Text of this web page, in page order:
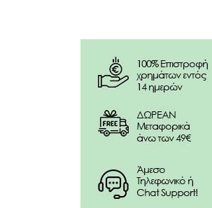
Limonene, Hexyl Cinnamal, Geraniol,
Cinnamal, Amylcinamyl Alcohol,
Benzyl Benzoate, Benzyl Cinnamate,
Cinnamyl Alcohol, Citral, Citronellol,
Famesol, Hydroxyisohexyl 3-
Carboxaldehyde, Isoeugenol.